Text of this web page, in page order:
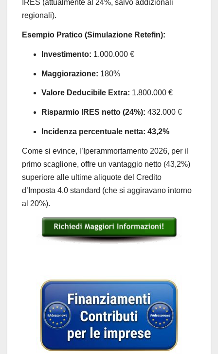
IRES (attualmente al 24%, salvo addizionali
regionali).
Esempio Pratico (Simulazione Retefin):
Investimento: 1.000.000 €
Maggiorazione: 180%
Valore Deducibile Extra: 1.800.000 €
Risparmio IRES netto (24%): 432.000 €
Incidenza percentuale netta: 43,2%
Come si evince, l’Iperammortamento 2026, per il
primo scaglione, offre un vantaggio netto (43,2%)
superiore alle ultime aliquote del Credito
d’Imposta 4.0 standard (che si aggiravano intorno
al 20%).